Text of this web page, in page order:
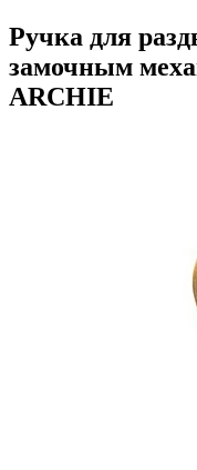
Ручка для
замочным
ARCHIE